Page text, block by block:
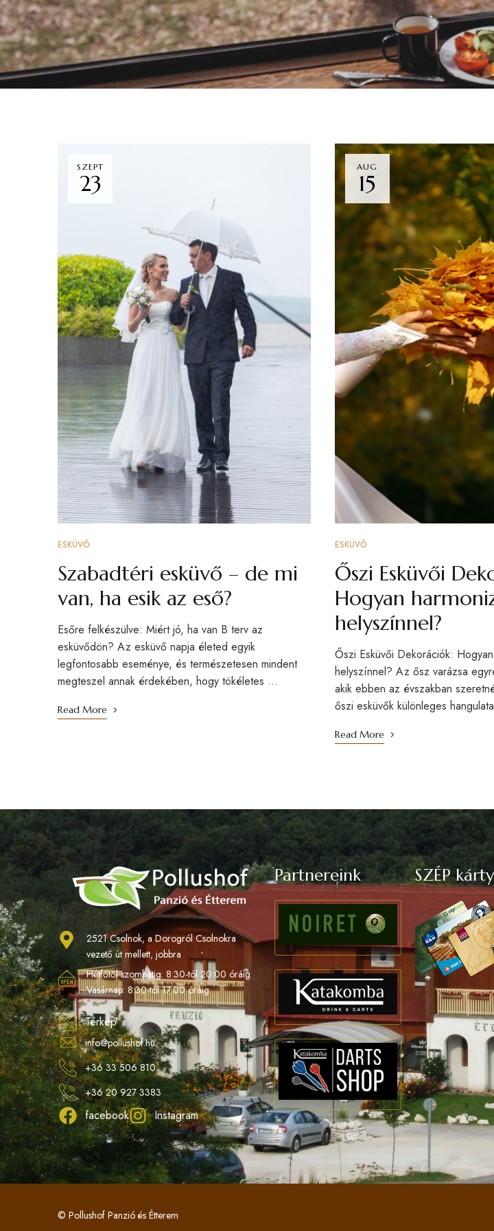
SZEPT
23
ESKÜVŐ
Szabadtéri esküvő – de mi
van, ha esik az eső?
Esőre felkészülve: Miért jó, ha van B terv az
esküvődön? Az esküvő napja életed egyik
legfontosabb eseménye, és természetesen mindent
megteszel annak érdekében, hogy tökéletes …
Read More
AUG
15
ESKÜVŐ
Őszi Esküvői
Hogyan
helyszínnel?
Őszi Esküvői Dekorációk:
helyszínnel? Az ősz varázsa
akik ebben az évszakban
őszi esküvők különleges
Read More
2521 Csolnok, a Dorogról Csolnokra
vezető út mellett, jobbra
Hétfőtől szombatig: 8:30-tól 20:00 óráig
Vasárnap: 8:30-tól 17:00 óráig
Térkép
info@pollushof.hu
+36 33 506 810
+36 20 927 3383
facebook Instagram
Partnereink SZÉP
© Pollushof Panzió és Étterem